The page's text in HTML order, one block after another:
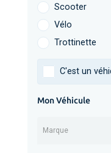
Scooter
Vélo
Trottinette
C'est un
Mon Véhicule
Marque